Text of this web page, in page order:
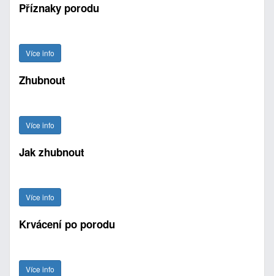
Příznaky porodu
Více info
Zhubnout
Více info
Jak zhubnout
Více info
Krvácení po porodu
Více info